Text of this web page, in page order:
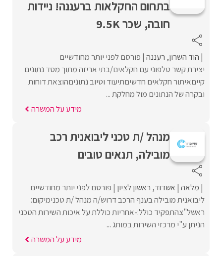
בתחום החקלאות ברעננה! ניידות
חובה, שכר 9.5K
הוד השרון רעננה פורסם לפני יותר מחודשיים
יצירת קשר טלפוני עם חקלאים/בתי אריזה מתוך מסד נתונים
קייםאיתור חקלאים חדשיםתיעוד וטיוב נתוניםהוצאת דוחות
ובקרה של הנתונים מול מחלקת ...
מידע על המשרה
מנהל /ת טכני ליבואנית רכב
מובילה, תנאים טובים
מלאה אשדוד ראשון לציון פורסם לפני יותר מחודשיים
ליבואנית מובילה בענף הרכב דרוש/ה מנהל /ת טכנימיקום:
ראשל"צהתפקיד כולל:-אחריות כוללת על איכות השירות הטכני
הניתן ע"י מרכזי השירות במותג ...
מידע על המשרה